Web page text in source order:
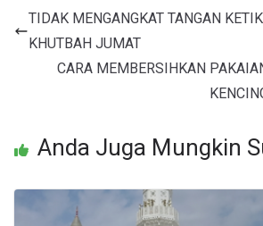
TIDAK MENGANGKAT TANGAN
KHUTBAH JUMAT
CARA MEMBERSIHKAN
Anda Juga Mungkin